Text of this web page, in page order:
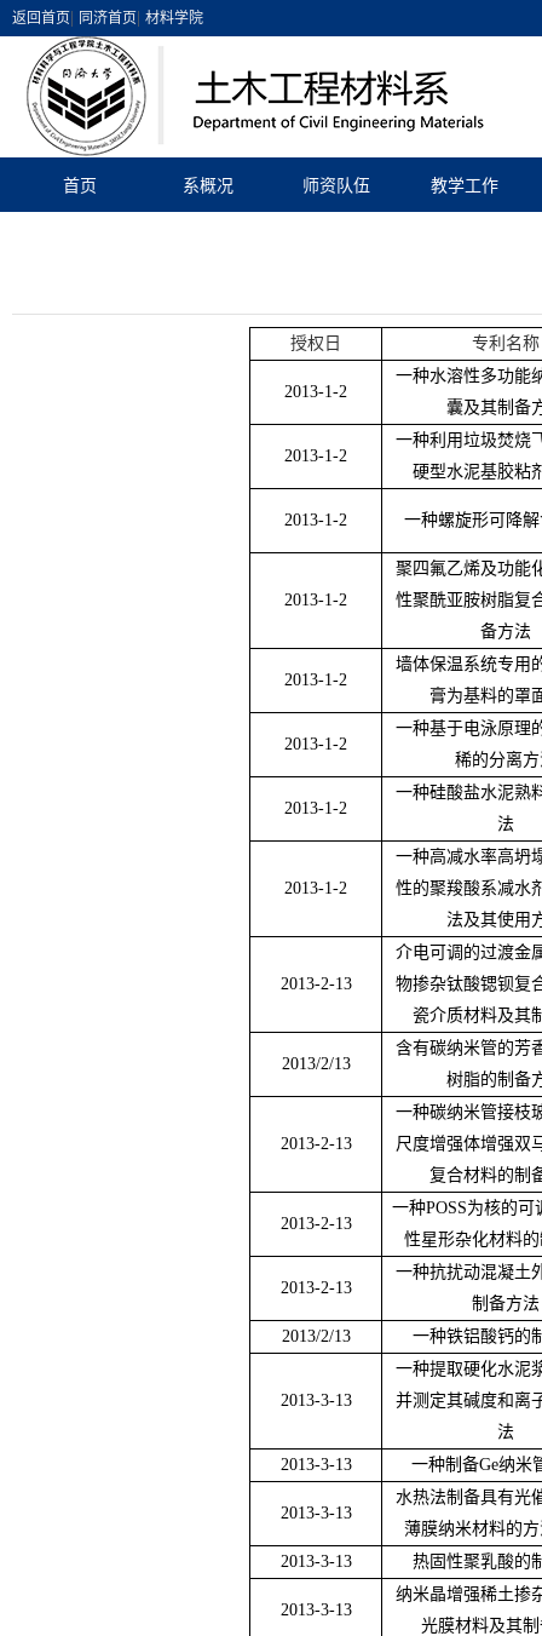
返回首页 同济首页 材料学院
首页 系概况 师资队伍 教学工作
授权日 专利名称
2013-1-2
一种水溶性多功能
囊及其制备
2013-1-2
一种利用垃圾焚烧
硬型水泥基胶粘
2013-1-2 一种螺旋形可降
2013-1-2
聚四氟乙烯及功能
性聚酰亚胺树脂复
备方法
2013-1-2
墙体保温系统专用
膏为基料的罩
2013-1-2
一种基于电泳原理
稀的分离
2013-1-2
一种硅酸盐水泥熟
法
2013-1-2
一种高减水率高坍
性的聚羧酸系减水
法及其使用
2013-2-13
介电可调的过渡金
物掺杂钛酸锶钡复
瓷介质材料及其
2013/2/13
含有碳纳米管的芳
树脂的制备
2013-2-13
一种碳纳米管接枝
尺度增强体增强双
复合材料的制
2013-2-13
一种POSS为核的可
性星形杂化材料
2013-2-13
一种抗扰动混凝土
制备方法
2013/2/13
一种铁铝酸钙的
2013-3-13
一种提取硬化水泥
并测定其碱度和离
法
2013-3-13
一种制备Ge纳米
2013-3-13
水热法制备具有光
薄膜纳米材料的
2013-3-13
热固性聚乳酸的
2013-3-13
纳米晶增强稀土掺
光膜材料及其